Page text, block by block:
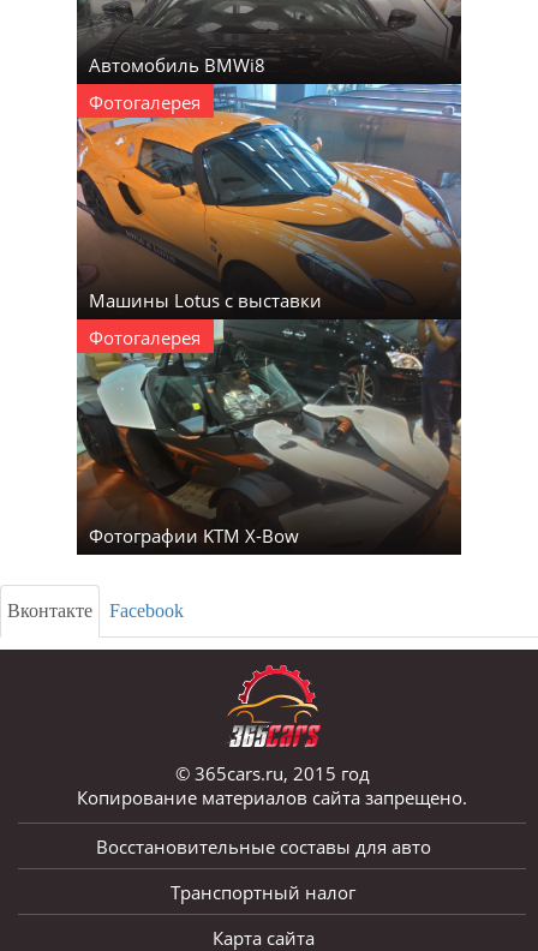
Автомобиль BMWi8
Фотогалерея
Машины Lotus с выставки
Фотогалерея
Фотографии KTM X-Bow
Вконтакте Facebook
© 365cars.ru, 2015 год
Копирование материалов сайта запрещено.
Восстановительные составы для авто
Транспортный налог
Карта сайта